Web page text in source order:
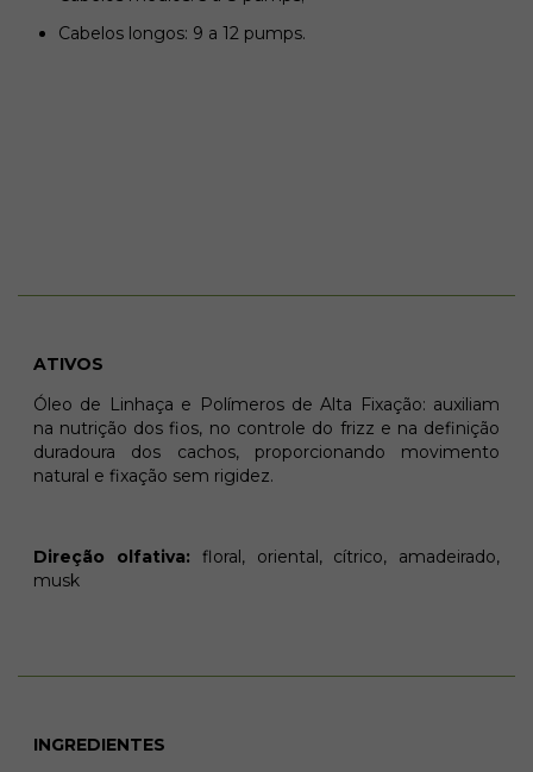
Cabelos longos: 9 a 12 pumps.
ATIVOS
Óleo de Linhaça e Polímeros de Alta Fixação: auxiliam
na nutrição dos fios, no controle do frizz e na definição
duradoura dos cachos, proporcionando movimento
natural e fixação sem rigidez.
Direção olfativa: floral, oriental, cítrico, amadeirado,
musk
INGREDIENTES